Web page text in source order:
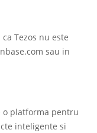
Tezos nu este
sau in
o platforma pentru
inteligente si